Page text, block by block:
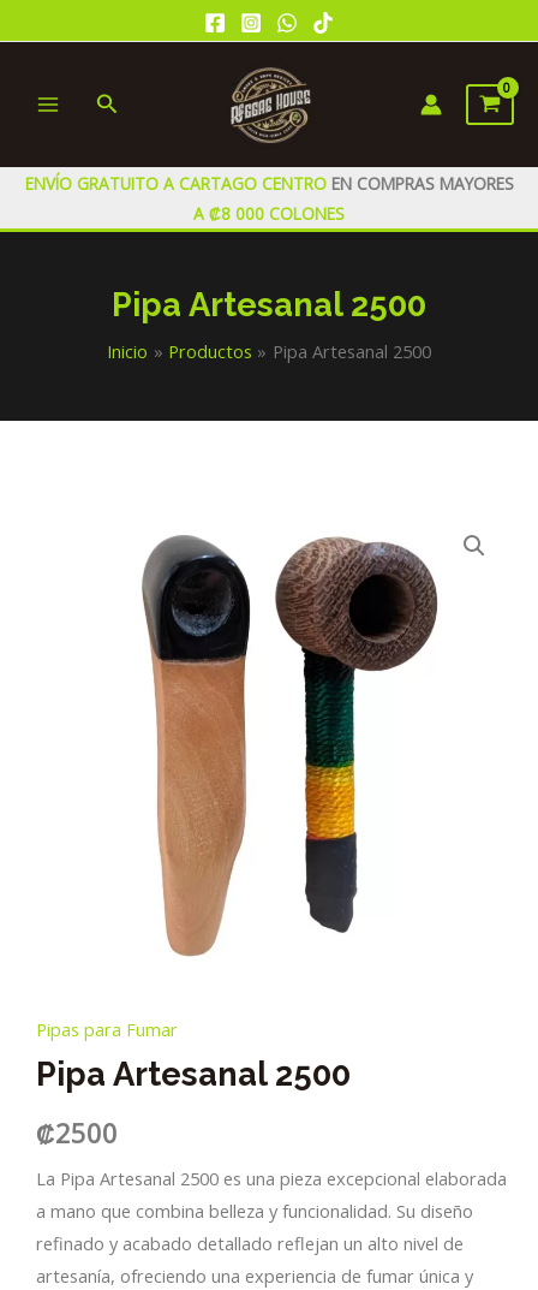
al
MENU
Buscar
ENVÍO GRATUITO A CARTAGO CENTRO EN COMPRAS MAYORES
A ₡8 000 COLONES
Pipa Artesanal 2500
Inicio Productos Pipa Artesanal 2500
Pipas para Fumar
Pipa Artesanal 2500
₡2500
La Pipa Artesanal 2500 es una pieza excepcional elaborada
a mano que combina belleza y funcionalidad. Su diseño
refinado y acabado detallado reflejan un alto nivel de
artesanía, ofreciendo una experiencia de fumar única y